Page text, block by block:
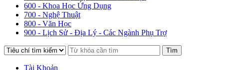
600 - Khoa Học Ứng Dụng
700 - Nghệ Thuật
800 - Văn Học
900 - Lịch Sử - Địa Lý - Các Ngành Phụ Trợ
Tìm
Tài Khoản